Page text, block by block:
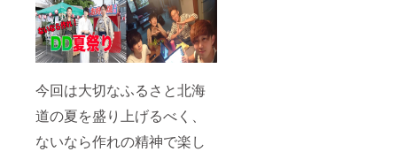
今回は大切なふるさと北海
道の夏を盛り上げるべく、
ないなら作れの精神で楽し